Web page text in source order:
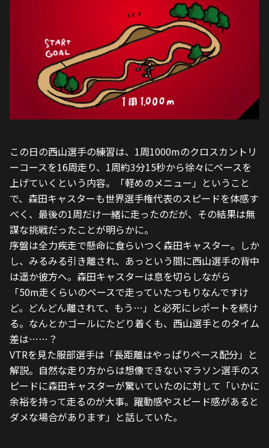
この日の西山選手の練習は、1周1000mのクロスカントリ
ーコースを16周走り、1周約3分15秒から徐々にペースを
上げていくという内容。「軽めのメニュー」ということ
で、森田キャスターも世界選手権代表のスピードを体感す
べく、最後の1周だけ一緒に走ったのだが、その結果は無
謀な挑戦だったことが明らかに。
序盤は全力疾走で懸命に食らいつく森田キャスター。しか
し、みるみる引き離され、あっという間に西山選手の背中
は遥か彼方へ。森田キャスターは息を切らしながら
「50m走くらいのペースで走っていたつもりなんですけ
ど。どんどん離されて、もう…」と必死にレポートを続け
る。なんとかゴールにたどり着くも、西山選手とのタイム
差は……？
VTRを見た服部選手は「長距離はやっぱりペース配分」と
解説。自然な走り方からは想像できないマラソン選手のス
ピードに森田キャスターが驚いていたのに対して「いかに
余裕を持って走るのが大事。躍動感やスピード感があると
ダメな場合があります」と話していた。